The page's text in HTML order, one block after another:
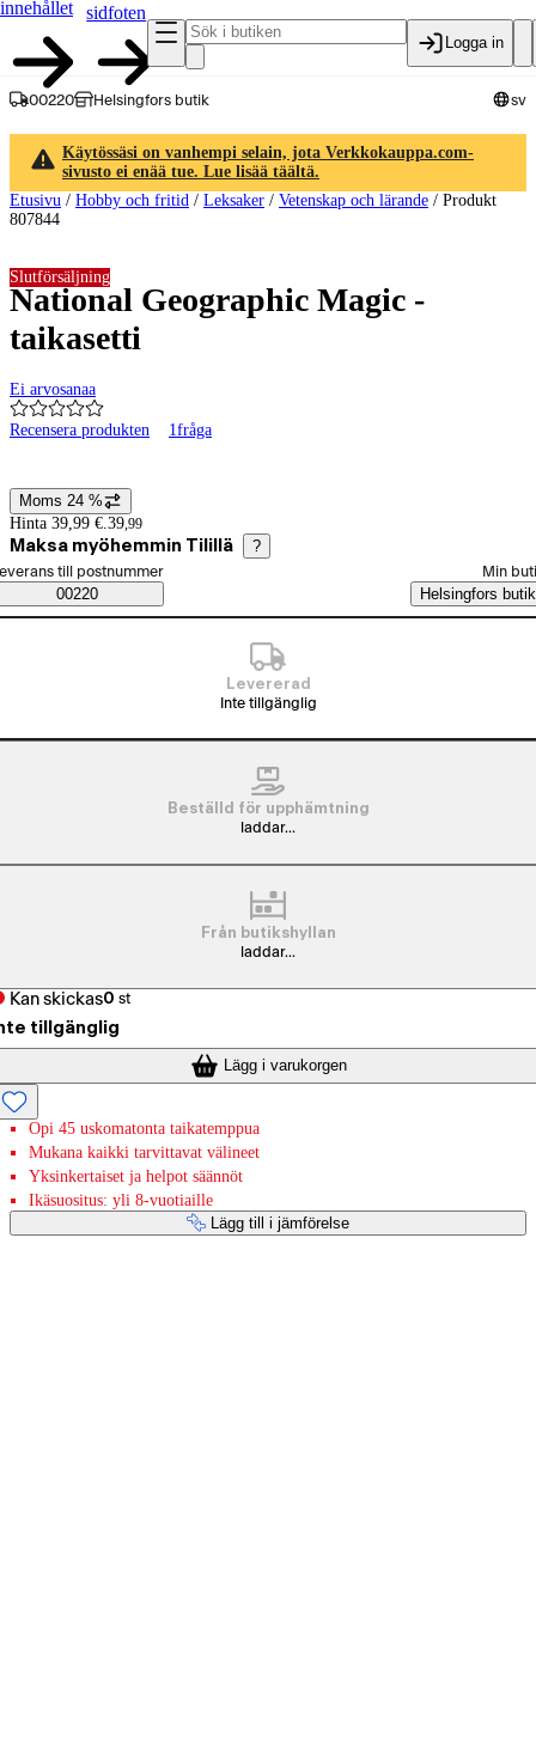
innehållet
sidfoten
Logga in
00220 Helsingfors butik sv
Käytössäsi on vanhempi selain, jota Verkkokauppa.com-
sivusto ei enää tue. Lue lisää täältä.
Etusivu / Hobby och fritid / Leksaker / Vetenskap och lärande / Produkt
807844
National Geographic Magic -
taikasetti
Ei arvosanaa
Recensera produkten 1fråga
Slutförsäljning
Prisinformation
Moms 24 %
Hinta 39,99 €. 39,99
Maksa myöhemmin Tilillä ?
Saatavuustiedot
beställningssätt
till postnummer
00220
Min
Helsingfors butik
Levererad
Inte tillgänglig
Beställd för upphämtning
laddar...
Från butikshyllan
laddar...
Kan skickas0 st
tillgänglig
Lägg i varukorgen
Opi 45 uskomatonta taikatemppua
Mukana kaikki tarvittavat välineet
Yksinkertaiset ja helpot säännöt
Ikäsuositus: yli 8-vuotiaille
Lägg till i jämförelse